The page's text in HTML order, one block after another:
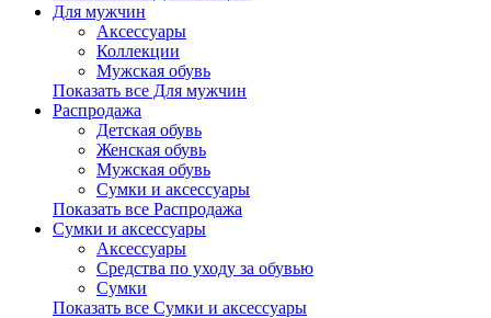
Для мужчин
Аксессуары
Коллекции
Мужская обувь
Показать все Для мужчин
Распродажа
Детская обувь
Женская обувь
Мужская обувь
Сумки и аксессуары
Показать все Распродажа
Сумки и аксессуары
Аксессуары
Средства по уходу за обувью
Сумки
Показать все Сумки и аксессуары